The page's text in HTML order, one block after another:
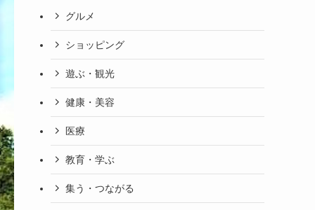
グルメ
ショッピング
遊ぶ・観光
健康・美容
医療
教育・学ぶ
集う・つながる